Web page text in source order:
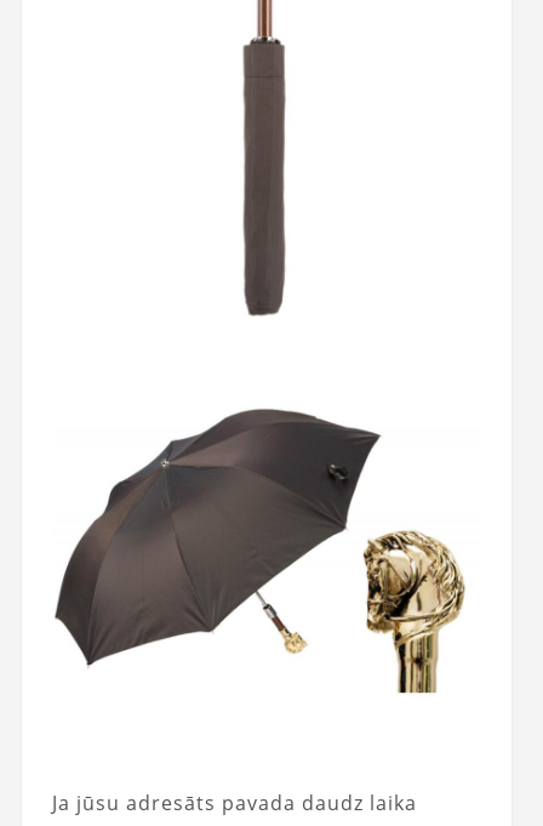
Ja jūsu adresāts pavada daudz laika